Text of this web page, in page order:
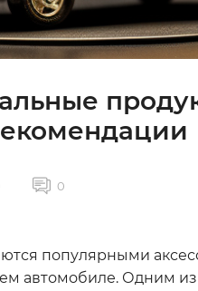
0
популярными
автомобиле. Одним